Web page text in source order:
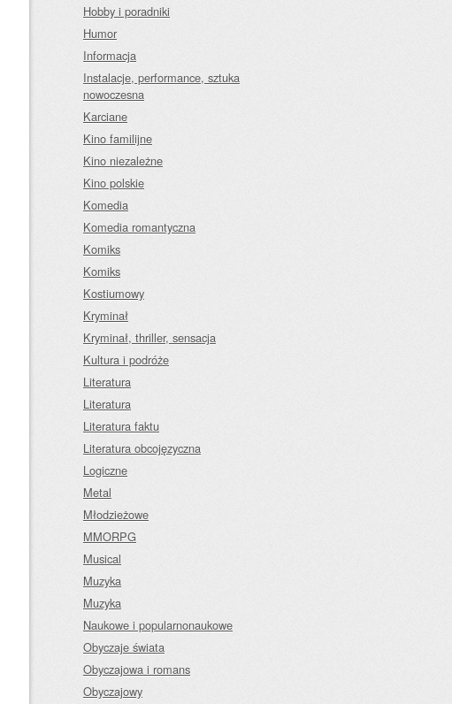
Hobby i poradniki
Humor
Informacja
Instalacje, performance, sztuka
nowoczesna
Karciane
Kino familijne
Kino niezależne
Kino polskie
Komedia
Komedia romantyczna
Komiks
Komiks
Kostiumowy
Kryminał
Kryminał, thriller, sensacja
Kultura i podróże
Literatura
Literatura
Literatura faktu
Literatura obcojęzyczna
Logiczne
Metal
Młodzieżowe
MMORPG
Musical
Muzyka
Muzyka
Naukowe i popularnonaukowe
Obyczaje świata
Obyczajowa i romans
Obyczajowy